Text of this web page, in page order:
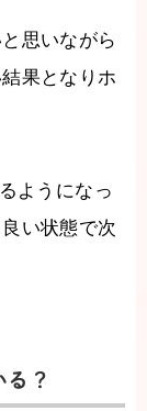
思いながら
果となりホ
ようになっ
い状態で次
る？